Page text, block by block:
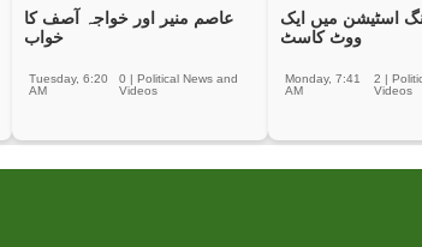
عاصم منیر اور خواجہ آصف کا
خواب
0 | Political News and
Videos
Tuesday, 6:20
AM
اسٹیشن میں ایک
ووٹ کاسٹ
2 |
Videos
Monday, 7:41
AM